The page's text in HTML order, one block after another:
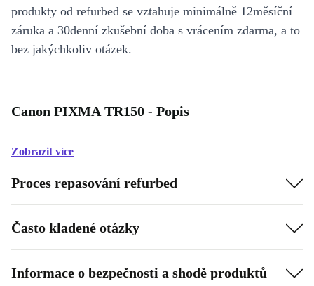
produkty od refurbed se vztahuje minimálně 12měsíční
záruka a 30denní zkušební doba s vrácením zdarma, a to
bez jakýchkoliv otázek.
Canon PIXMA TR150 - Popis
Zobrazit více
Proces repasování refurbed
Často kladené otázky
Informace o bezpečnosti a shodě produktů